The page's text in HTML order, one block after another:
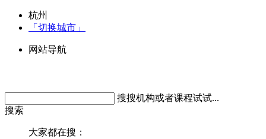
杭州
「切换城市」
网站导航
搜搜机构或者课程试试...
搜索
大家都在搜：